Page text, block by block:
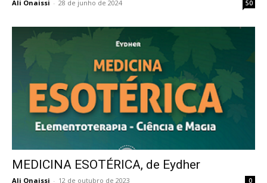
Ali Onaissi - 28 de junho de 2024 50
MEDICINA ESOTÉRICA, de Eydher
Ali Onaissi - 12 de outubro de 2023 0